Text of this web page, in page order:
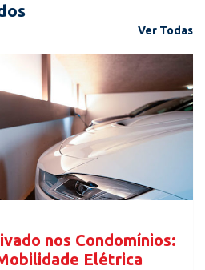
Ver Todas
nos Condomínios:
Elétrica